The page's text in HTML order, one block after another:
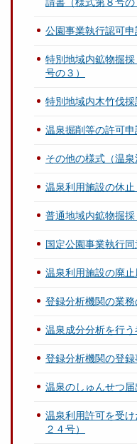
公園事業執行認可申
特別地域内鉱物掘
号の３）
特別地域内木竹伐採
温泉掘削等の許可
その他の様式（温泉
温泉利用施設の休止
普通地域内鉱物掘採
国定公園事業執行同
温泉利用施設の廃止
登録分析機関の業務
温泉成分分析を行う
登録分析機関の登録
温泉のしゅんせつ届
温泉利用許可を受
２４号）